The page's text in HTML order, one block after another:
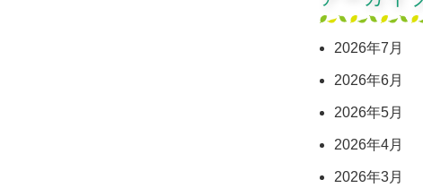
2026年7月
2026年6月
2026年5月
2026年4月
2026年3月